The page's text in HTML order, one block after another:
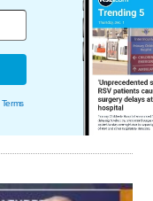
Terms